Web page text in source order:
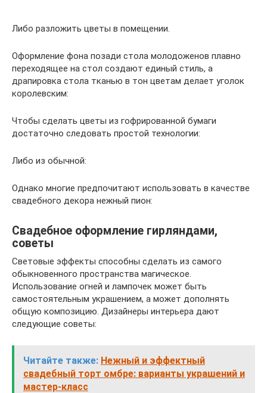
Либо разложить цветы в помещении.
Оформление фона позади стола молодоженов плавно
переходящее на стол создают единый стиль, а
драпировка стола тканью в тон цветам делает уголок
королевским:
Чтобы сделать цветы из гофрированной бумаги
достаточно следовать простой технологии:
Либо из обычной:
Однако многие предпочитают использовать в качестве
свадебного декора нежный пион:
Свадебное оформление гирляндами,
советы
Световые эффекты способны сделать из самого
обыкновенного пространства магическое.
Использование огней и лампочек может быть
самостоятельным украшением, а может дополнять
общую композицию. Дизайнеры интерьера дают
следующие советы:
Читайте также: Нежный и эффектный
свадебный торт омбре: варианты украшений и
мастер-класс